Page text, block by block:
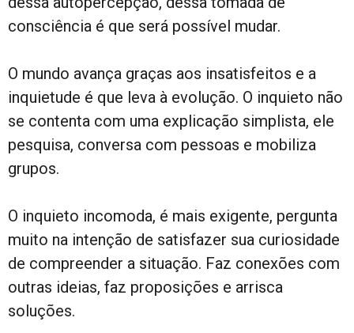
consciência é que será possível mudar.
O mundo avança graças aos insatisfeitos e a
inquietude é que leva à evolução. O inquieto não
se contenta com uma explicação simplista, ele
pesquisa, conversa com pessoas e mobiliza
grupos.
O inquieto incomoda, é mais exigente, pergunta
muito na intenção de satisfazer sua curiosidade
de compreender a situação. Faz conexões com
outras ideias, faz proposições e arrisca
soluções.